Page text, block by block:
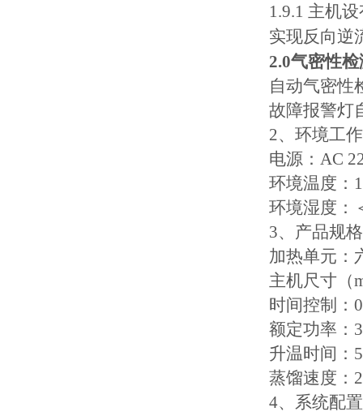
1.9.1 主机
实现反向逆
2.0气密性
自动气密性
故障报警灯
2、环境工
电源： AC
环境温度：
环境湿度：
3、产品规
加热单元：
主机尺寸（
时间控制：
额定功率：
升温时间：
蒸馏速度：
4、系统配置